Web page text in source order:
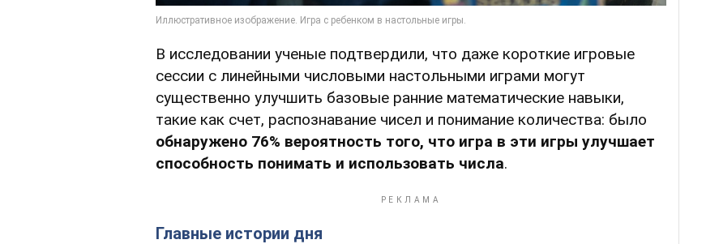
В исследовании ученые подтвердили, что даже короткие игровые
сессии с линейными числовыми настольными играми могут
существенно улучшить базовые ранние математические навыки,
такие как счет, распознавание чисел и понимание количества: было
обнаружено 76% вероятность того, что игра в эти игры улучшает
способность понимать и использовать числа.
Главные истории дня